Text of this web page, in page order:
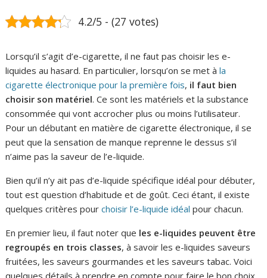
4.2/5 - (27 votes)
Lorsqu’il s’agit d’e-cigarette, il ne faut pas choisir les e-
liquides au hasard. En particulier, lorsqu’on se met àla
cigarette électronique pour la première fois, il faut bien
choisir son matériel. Ce sont les matériels et la substance
consommée qui vont accrocher plus ou moins l’utilisateur.
Pour un débutant en matière de cigarette électronique, il se
peut que la sensation de manque reprenne le dessus s’il
n’aime pas la saveur de l’e-liquide.
Bien qu’il n’y ait pas d’e-liquide spécifique idéal pour débuter,
tout est question d’habitude et de goût. Ceci étant, il existe
quelques critères pourchoisir l’e-liquide idéal pour chacun.
En premier lieu, il faut noter que les e-liquides peuvent être
regroupés en trois classes, à savoir les e-liquides saveurs
fruitées, les saveurs gourmandes et les saveurs tabac. Voici